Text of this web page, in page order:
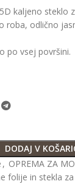
kaljeno steklo
roba, odlično
po vsej površini.
DODAJ V
, OPREMA ZA
folije in stekla